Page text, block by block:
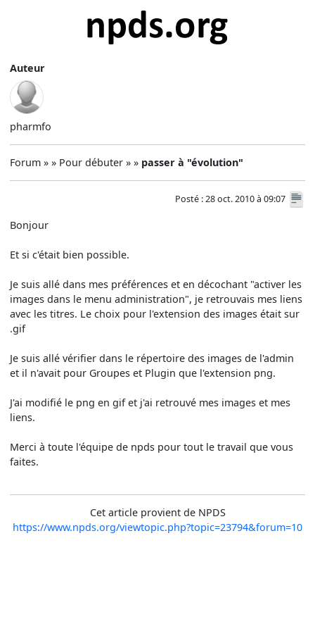
Auteur
pharmfo
Forum » » Pour débuter » » passer à "évolution"
Posté : 28 oct. 2010 à 09:07
Bonjour
Et si c'était bien possible.
Je suis allé dans mes préférences et en décochant "activer les
images dans le menu administration", je retrouvais mes liens
avec les titres. Le choix pour l'extension des images était sur
.gif
Je suis allé vérifier dans le répertoire des images de l'admin
et il n'avait pour Groupes et Plugin que l'extension png.
J'ai modifié le png en gif et j'ai retrouvé mes images et mes
liens.
Merci à toute l'équipe de npds pour tout le travail que vous
faites.
Cet article provient de NPDS
https://www.npds.org/viewtopic.php?topic=23794&forum=10